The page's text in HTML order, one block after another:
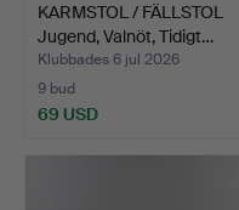
KARMSTOL / FÄLLSTOL
Jugend, Valnöt, Tidigt…
Klubbades 6 jul 2026
9 bud
69 USD